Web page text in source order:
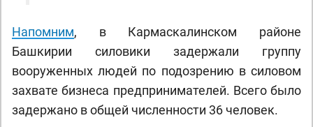
Напомним, в Кармаскалинском районе
Башкирии силовики задержали группу
вооруженных людей по подозрению в силовом
захвате бизнеса предпринимателей. Всего было
задержано в общей численности 36 человек.